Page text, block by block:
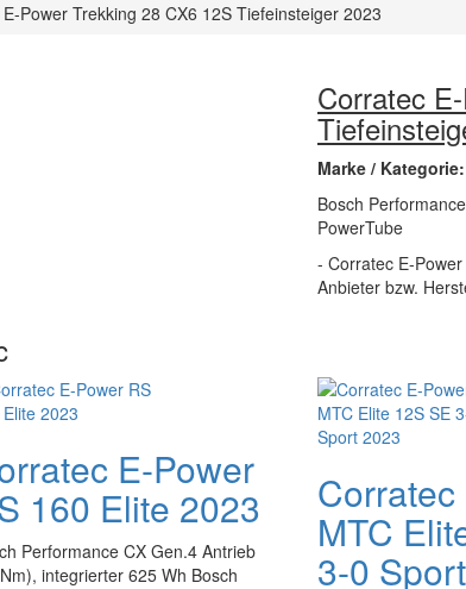
Power Trekking 28 CX6 12S Tiefeinsteiger 2023
Corratec
Marke / Kategorie:
Bosch
PowerTube
- Corratec E-
Anbieter bzw.
E-Power
160 Elite 2023
Performance CX Gen.4 Antrieb
integrierter 625 Wh Bosch
MTC
3-0